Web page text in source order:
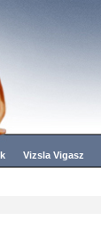
Vizsla Vigasz